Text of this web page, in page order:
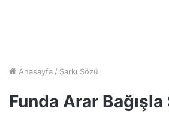
Anasayfa / Şarkı Sözü
Funda Arar Bağışla